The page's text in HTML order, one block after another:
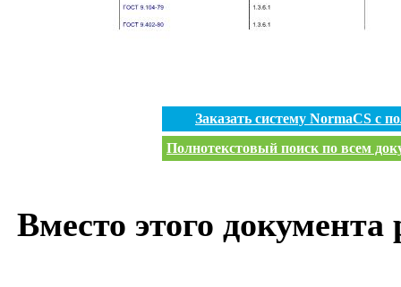
Заказать систему NormaCS с
Полнотекстовый поиск по всем
Вместо этого документа